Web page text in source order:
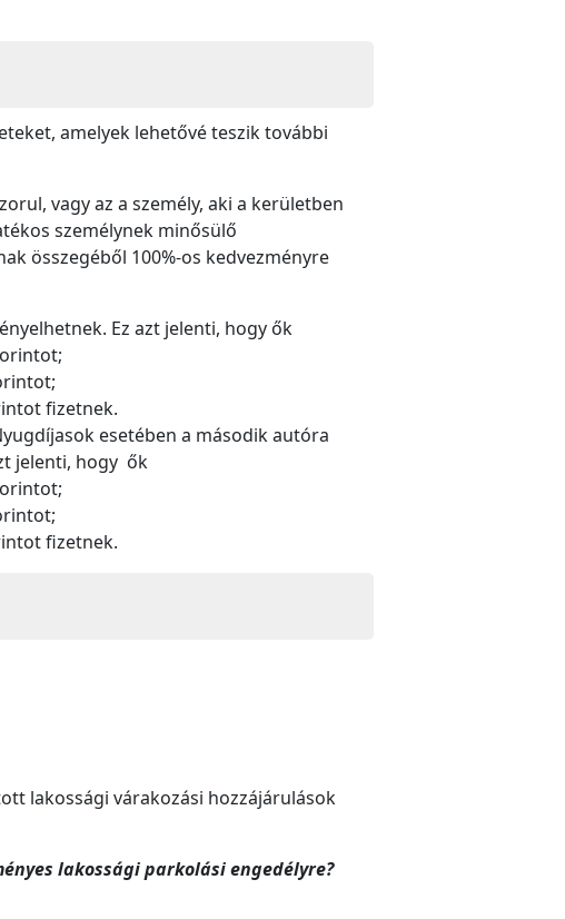
amelyek lehetővé teszik további
vagy az a személy, aki a kerületben
személynek minősülő
összegéből 100%-os kedvezményre
Ez azt jelenti, hogy ők
fizetnek.
esetében a második autóra
jelenti, hogy ők
fizetnek.
lakossági várakozási hozzájárulások
lakossági parkolási engedélyre?